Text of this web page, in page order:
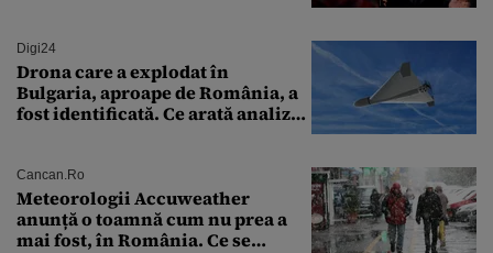
Digi24
Drona care a explodat în
Bulgaria, aproape de România, a
fost identificată. Ce arată analiza
Cancan.ro
Meteorologii Accuweather
anunță o toamnă cum nu prea a
mai fost, în România. Ce se